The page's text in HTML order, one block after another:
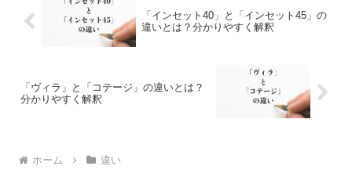
「インセット40」と「インセット45」の
違いとは？分かりやすく解釈
「ヴィラ」と「コテージ」の違いとは？
分かりやすく解釈
ホーム 違い